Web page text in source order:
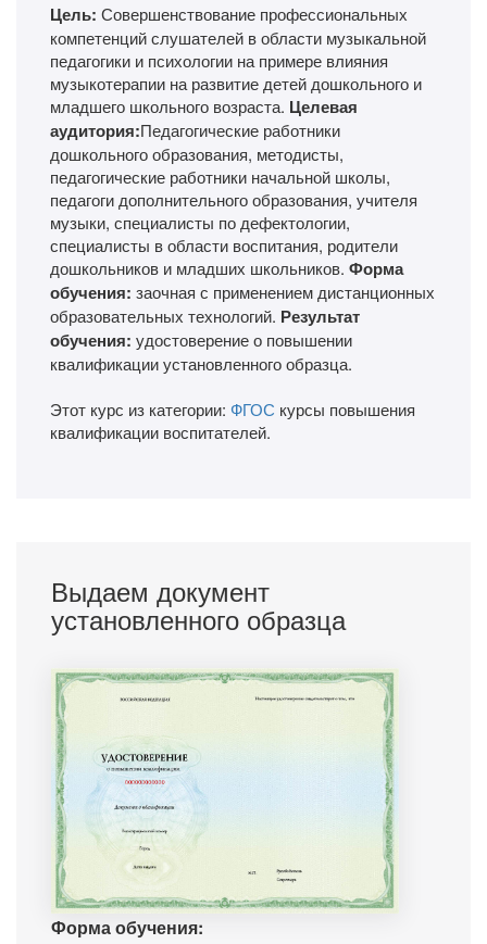
Цель: Совершенствование профессиональных
компетенций слушателей в области музыкальной
педагогики и психологии на примере влияния
музыкотерапии на развитие детей дошкольного и
младшего школьного возраста. Целевая
аудитория:Педагогические работники
дошкольного образования, методисты,
педагогические работники начальной школы,
педагоги дополнительного образования, учителя
музыки, специалисты по дефектологии,
специалисты в области воспитания, родители
дошкольников и младших школьников. Форма
обучения: заочная с применением дистанционных
образовательных технологий. Результат
обучения: удостоверение о повышении
квалификации установленного образца.
Этот курс из категории: ФГОС курсы повышения
квалификации воспитателей.
Выдаем документ
установленного образца
Форма обучения: